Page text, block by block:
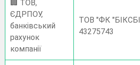
🏢 ТОВ,
ЄДРПОУ,
банківський
рахунок
компанії
ТОВ "ФК
43275743